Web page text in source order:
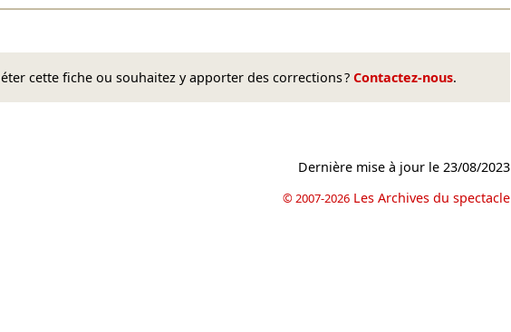
cette fiche ou souhaitez y apporter des corrections ? Contactez-nous.
Dernière mise à jour le23/08/2023
© 2007-2026 Les Archives du spectacle